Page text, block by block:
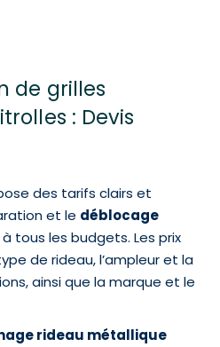
de grilles
: Devis
des tarifs clairs et
et le déblocage
tous les budgets. Les prix
de rideau, l’ampleur et la
ainsi que la marque et le
rideau métallique